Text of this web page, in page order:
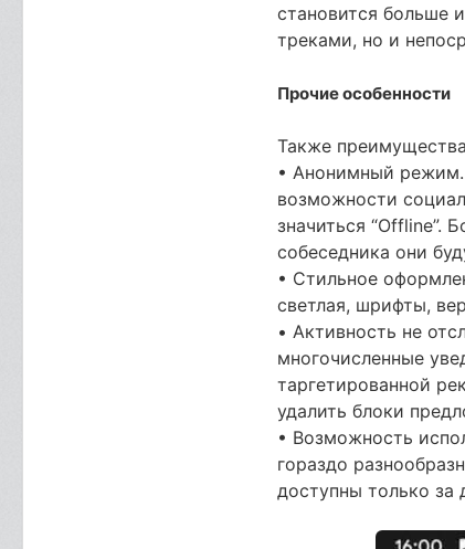
становится больше
треками, но и
Прочие особенности
Также
• Анонимный режим.
возможности
значиться “Offline”.
собеседника они
• Стильное
светлая, шрифты,
• Активность не
многочисленные
таргетированной
удалить блоки
• Возможность
гораздо
доступны только за